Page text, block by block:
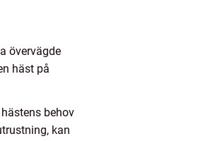
övervägde
häst på
behov
kan